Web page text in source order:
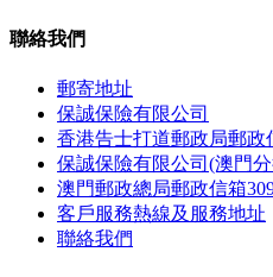
聯絡我們
郵寄地址
保誠保險有限公司
香港告士打道郵政局郵政
保誠保險有限公司(澳門
澳門郵政總局郵政信箱
客戶服務熱線及服務地址
聯絡我們